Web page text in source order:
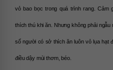
vỏ bao bọc trong quá trình rang. Cảm
thích thú khi ăn. Nhưng không phải
số người có sở thích ăn luôn vỏ lụa hạt
điều dậy mùi thơm, béo.